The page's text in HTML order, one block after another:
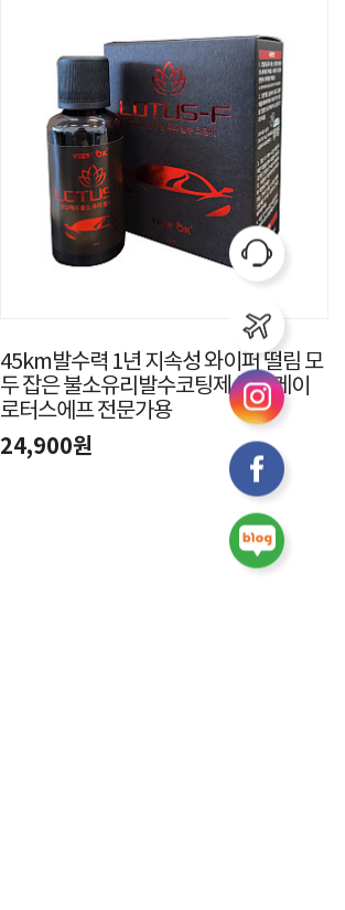
45km발수력 1년 지속성 와이퍼 떨림 모
두 잡은 불소유리발수코팅제 뷰오케이
로터스에프 전문가용
24,900원